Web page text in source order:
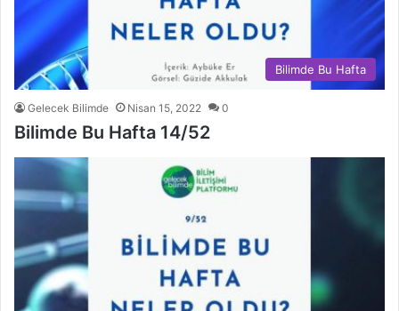
Bilimde Bu Hafta
Gelecek Bilimde Nisan 15, 2022 0
Bilimde Bu Hafta 14/52